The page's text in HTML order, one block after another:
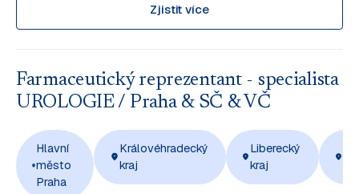
Zjistit více
Farmaceutický reprezentant - specialista
UROLOGIE / Praha & SČ & VČ
Hlavní
město
Praha
Královéhradecký
kraj
Liberecký
kraj